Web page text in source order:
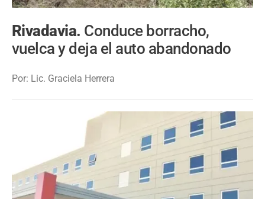
Rivadavia. Conduce borracho,
vuelca y deja el auto abandonado
Por: Lic. Graciela Herrera